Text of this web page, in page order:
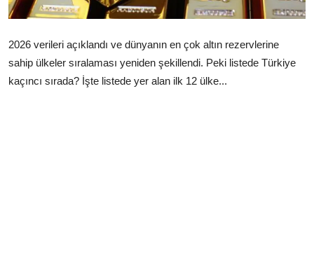
2026 verileri açıklandı ve dünyanın en çok altın rezervlerine
sahip ülkeler sıralaması yeniden şekillendi. Peki listede Türkiye
kaçıncı sırada? İşte listede yer alan ilk 12 ülke...